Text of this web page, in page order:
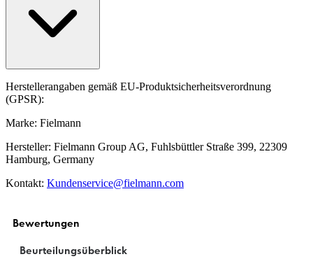
Herstellerangaben gemäß EU-Produktsicherheitsverordnung
(GPSR):
Marke: Fielmann
Hersteller: Fielmann Group AG, Fuhlsbüttler Straße 399, 22309
Hamburg, Germany
Kontakt: Kundenservice@fielmann.com